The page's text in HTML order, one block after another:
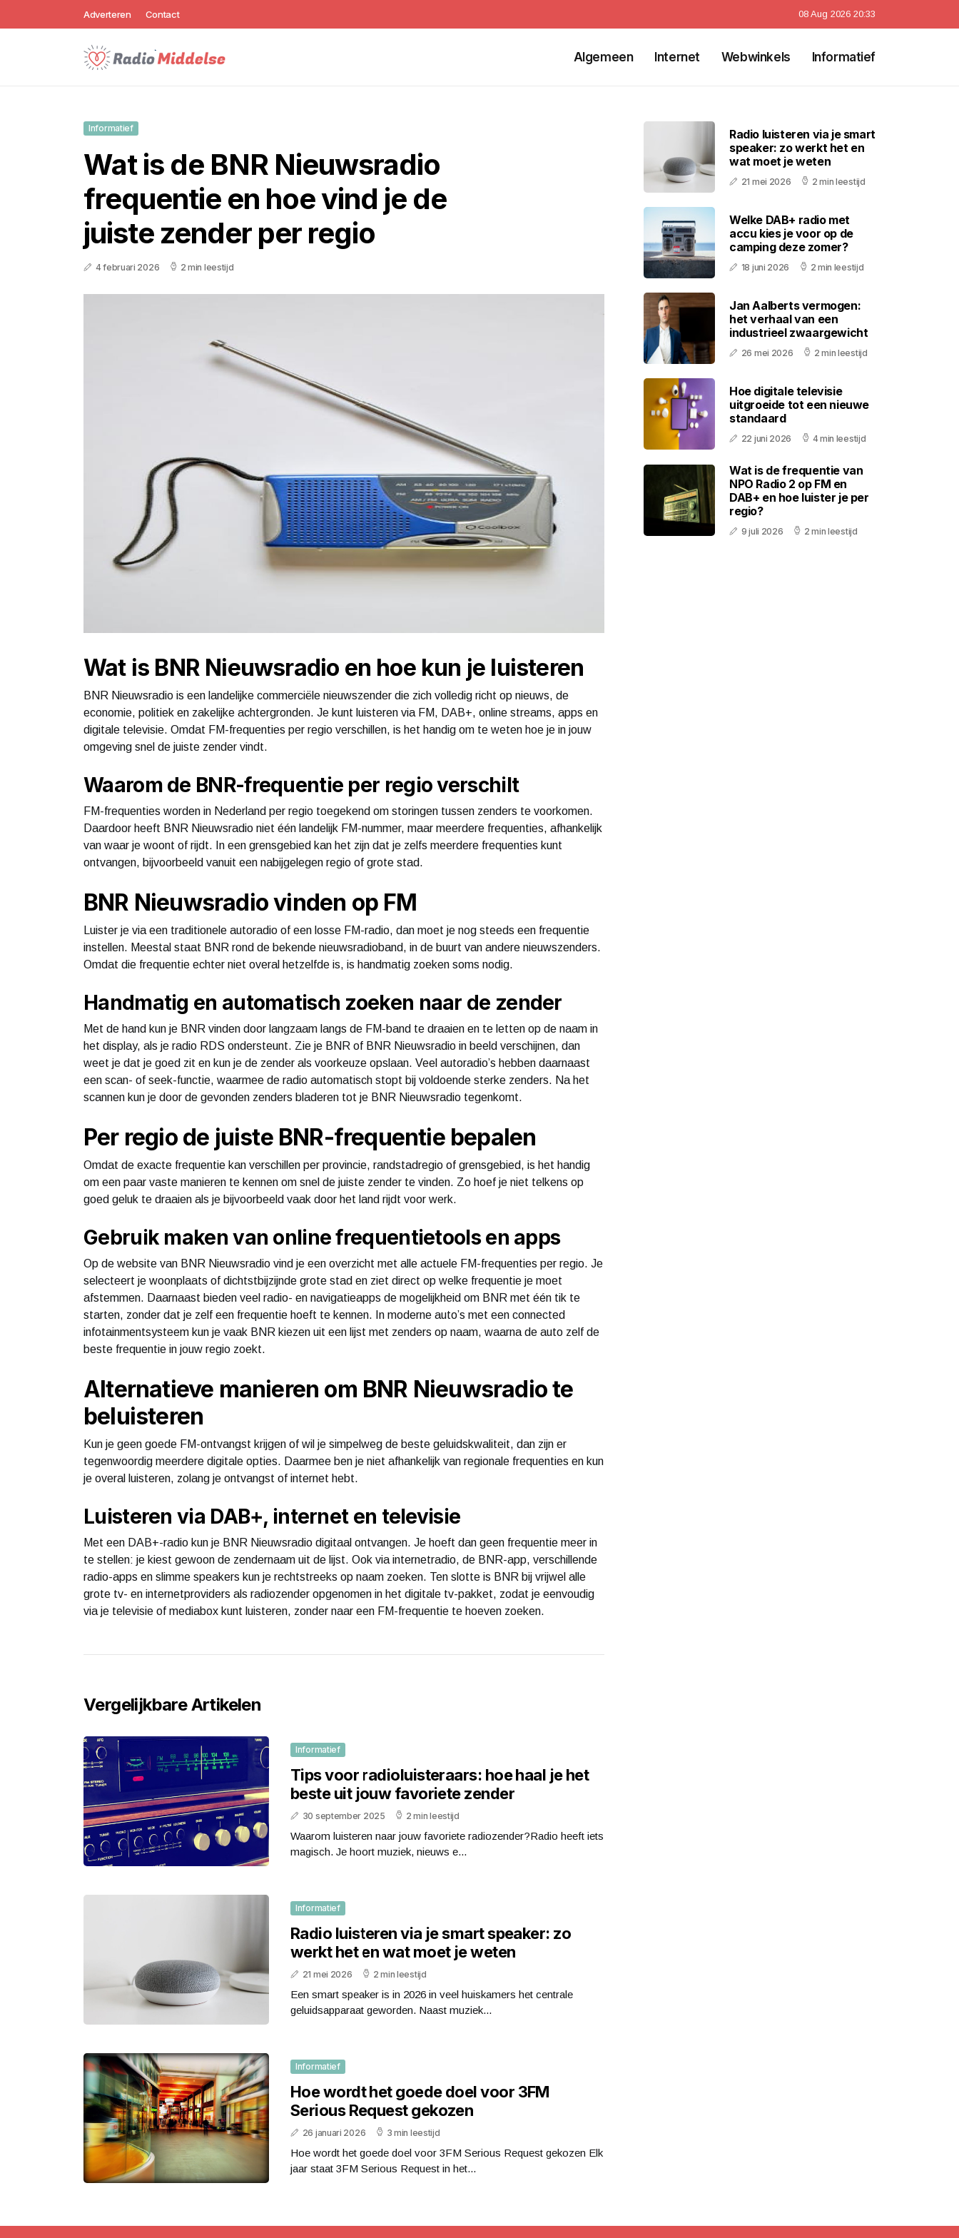
Adverteren Contact 08 Aug 2026 20:33
Algemeen Internet Webwinkels Informatief
Informatief
Wat is de BNR Nieuwsradio
frequentie en hoe vind je de
juiste zender per regio
4 februari 2026 2 min leestijd
Wat is BNR Nieuwsradio en hoe kun je luisteren
BNR Nieuwsradio is een landelijke commerciële nieuwszender die zich volledig richt op nieuws, de
economie, politiek en zakelijke achtergronden. Je kunt luisteren via FM, DAB+, online streams, apps en
digitale televisie. Omdat FM-frequenties per regio verschillen, is het handig om te weten hoe je in jouw
omgeving snel de juiste zender vindt.
Waarom de BNR-frequentie per regio verschilt
FM-frequenties worden in Nederland per regio toegekend om storingen tussen zenders te voorkomen.
Daardoor heeft BNR Nieuwsradio niet één landelijk FM-nummer, maar meerdere frequenties, afhankelijk
van waar je woont of rijdt. In een grensgebied kan het zijn dat je zelfs meerdere frequenties kunt
ontvangen, bijvoorbeeld vanuit een nabijgelegen regio of grote stad.
BNR Nieuwsradio vinden op FM
Luister je via een traditionele autoradio of een losse FM-radio, dan moet je nog steeds een frequentie
instellen. Meestal staat BNR rond de bekende nieuwsradioband, in de buurt van andere nieuwszenders.
Omdat die frequentie echter niet overal hetzelfde is, is handmatig zoeken soms nodig.
Handmatig en automatisch zoeken naar de zender
Met de hand kun je BNR vinden door langzaam langs de FM-band te draaien en te letten op de naam in
het display, als je radio RDS ondersteunt. Zie je BNR of BNR Nieuwsradio in beeld verschijnen, dan
weet je dat je goed zit en kun je de zender als voorkeuze opslaan. Veel autoradio’s hebben daarnaast
een scan- of seek-functie, waarmee de radio automatisch stopt bij voldoende sterke zenders. Na het
scannen kun je door de gevonden zenders bladeren tot je BNR Nieuwsradio tegenkomt.
Per regio de juiste BNR-frequentie bepalen
Omdat de exacte frequentie kan verschillen per provincie, randstadregio of grensgebied, is het handig
om een paar vaste manieren te kennen om snel de juiste zender te vinden. Zo hoef je niet telkens op
goed geluk te draaien als je bijvoorbeeld vaak door het land rijdt voor werk.
Gebruik maken van online frequentietools en apps
Op de website van BNR Nieuwsradio vind je een overzicht met alle actuele FM-frequenties per regio. Je
selecteert je woonplaats of dichtstbijzijnde grote stad en ziet direct op welke frequentie je moet
afstemmen. Daarnaast bieden veel radio- en navigatieapps de mogelijkheid om BNR met één tik te
starten, zonder dat je zelf een frequentie hoeft te kennen. In moderne auto’s met een connected
infotainmentsysteem kun je vaak BNR kiezen uit een lijst met zenders op naam, waarna de auto zelf de
beste frequentie in jouw regio zoekt.
Alternatieve manieren om BNR Nieuwsradio te
beluisteren
Kun je geen goede FM-ontvangst krijgen of wil je simpelweg de beste geluidskwaliteit, dan zijn er
tegenwoordig meerdere digitale opties. Daarmee ben je niet afhankelijk van regionale frequenties en kun
je overal luisteren, zolang je ontvangst of internet hebt.
Luisteren via DAB+, internet en televisie
Met een DAB+-radio kun je BNR Nieuwsradio digitaal ontvangen. Je hoeft dan geen frequentie meer in
te stellen: je kiest gewoon de zendernaam uit de lijst. Ook via internetradio, de BNR-app, verschillende
radio-apps en slimme speakers kun je rechtstreeks op naam zoeken. Ten slotte is BNR bij vrijwel alle
grote tv- en internetproviders als radiozender opgenomen in het digitale tv-pakket, zodat je eenvoudig
via je televisie of mediabox kunt luisteren, zonder naar een FM-frequentie te hoeven zoeken.
Vergelijkbare Artikelen
Informatief
Tips voor radioluisteraars: hoe haal je het
beste uit jouw favoriete zender
30 september 2025 2 min leestijd
Waarom luisteren naar jouw favoriete radiozender?Radio heeft iets
magisch. Je hoort muziek, nieuws e...
Informatief
Radio luisteren via je smart speaker: zo
werkt het en wat moet je weten
21 mei 2026 2 min leestijd
Een smart speaker is in 2026 in veel huiskamers het centrale
geluidsapparaat geworden. Naast muziek...
Informatief
Hoe wordt het goede doel voor 3FM
Serious Request gekozen
26 januari 2026 3 min leestijd
Hoe wordt het goede doel voor 3FM Serious Request gekozen Elk
jaar staat 3FM Serious Request in het...
Radio luisteren via je smart
speaker: zo werkt het en
wat moet je weten
21 mei 2026 2 min leestijd
Welke DAB+ radio met
accu kies je voor op de
camping deze zomer?
18 juni 2026 2 min leestijd
Jan Aalberts vermogen:
het verhaal van een
industrieel zwaargewicht
26 mei 2026 2 min leestijd
Hoe digitale televisie
uitgroeide tot een nieuwe
standaard
22 juni 2026 4 min leestijd
Wat is de frequentie van
NPO Radio 2 op FM en
DAB+ en hoe luister je per
regio?
9 juli 2026 2 min leestijd